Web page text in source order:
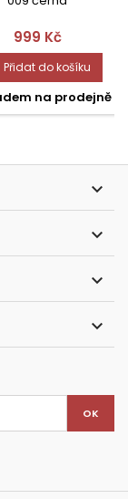
Cena
999 Kč
Přidat do košíku
na prodejně



